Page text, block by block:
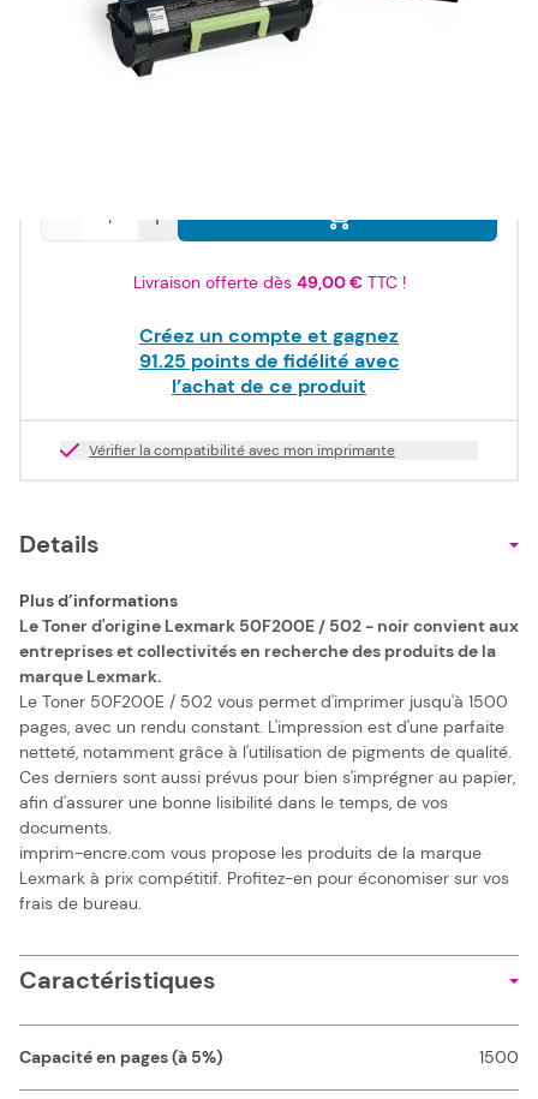
Livraison offerte dès 49,00 €TTC !
Créez un compte et gagnez
91.25 points de fidélité avec
l’achat de ce produit
Vérifier la compatibilité avec mon imprimante
Details
Plus d’informations
Le Toner d'origine Lexmark 50F200E / 502 - noir convient aux
entreprises et collectivités en recherche des produits de la
marque Lexmark.
Le Toner 50F200E / 502 vous permet d'imprimer jusqu'à 1500
pages, avec un rendu constant. L'impression est d'une parfaite
netteté, notamment grâce à l'utilisation de pigments de qualité.
Ces derniers sont aussi prévus pour bien s'imprégner au papier,
afin d'assurer une bonne lisibilité dans le temps, de vos
documents.
imprim-encre.com vous propose les produits de la marque
Lexmark à prix compétitif. Profitez-en pour économiser sur vos
frais de bureau.
Caractéristiques
Capacité en pages (à 5%) 1500